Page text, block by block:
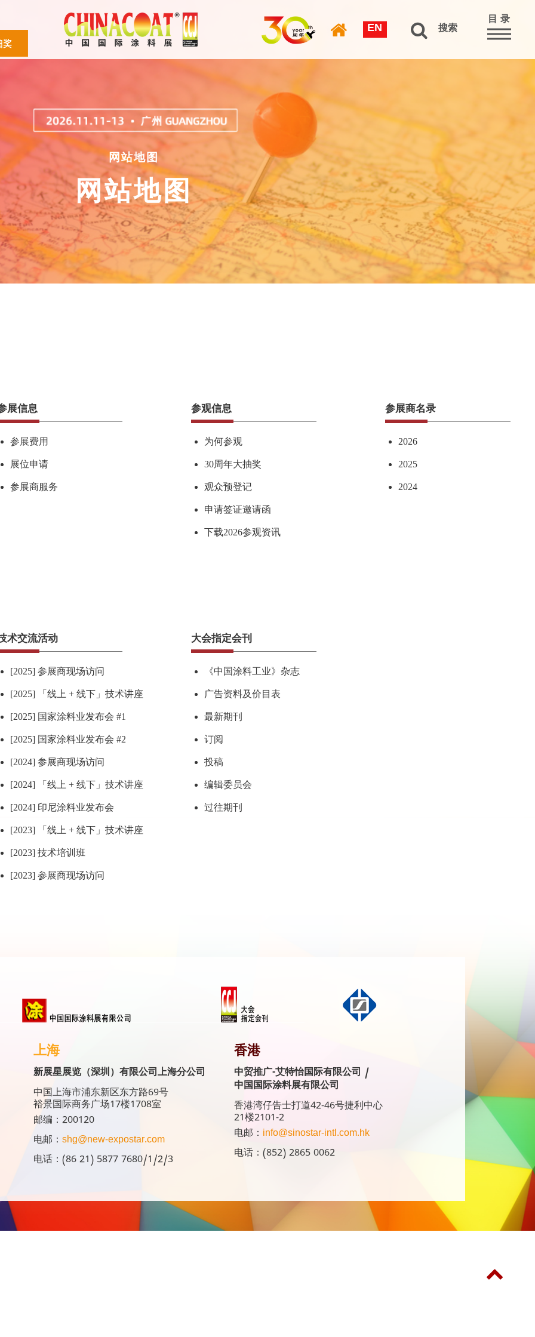
EN 搜索
目 录
网站地图
网站地图
展信息
参展费用
展位申请
参展商服务
参观信息
为何参观
30周年大抽奖
观众预登记
申请签证邀请函
下载2026参观资讯
参展商名录
2026
2025
2024
术交流活动
[2025] 参展商现场访问
[2025] 「线上 + 线下」技术讲座
[2025] 国家涂料业发布会 #1
[2025] 国家涂料业发布会 #2
[2024] 参展商现场访问
[2024] 「线上 + 线下」技术讲座
[2024] 印尼涂料业发布会
[2023] 「线上 + 线下」技术讲座
[2023] 技术培训班
[2023] 参展商现场访问
大会指定会刊
《中国涂料工业》杂志
广告资料及价目表
最新期刊
订阅
投稿
编辑委员会
过往期刊
上海
新展星展览（深圳）有限公司上海分公司
中国上海市浦东新区东方路69号
裕景国际商务广场17楼1708室
邮编：200120
电邮： shg@new-expostar.com
电话：(86 21) 5877 7680/1/2/3
香港
中贸推广-艾特怡国际有限公司 /
中国国际涂料展有限公司
香港湾仔告士打道42-46号捷利中心
21楼2101-2
电邮： info@sinostar-intl.com.hk
电话：(852) 2865 0062